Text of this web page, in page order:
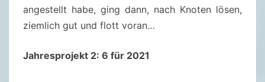
angestellt habe, ging dann, nach Knoten lösen,
ziemlich gut und flott voran…
Jahresprojekt 2: 6 für 2021